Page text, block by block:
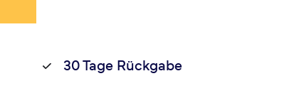
30 Tage Rückgabe